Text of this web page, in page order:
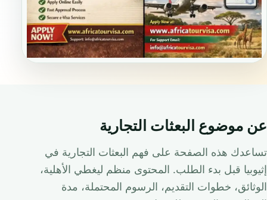
عن موضوع البعثات التجارية
تساعدك هذه الصفحة على فهم البعثات التجارية في
إثيوبيا قبل بدء الطلب. المحتوى منظم ليغطي الأهلية،
الوثائق، خطوات التقديم، الرسوم المحتملة، مدة